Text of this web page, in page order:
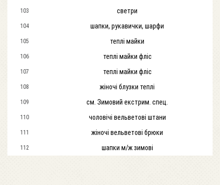
103 светри
104 шапки, рукавички, шарфи
105 теплі майки
106 теплі майки фліс
107 теплі майки фліс
108 жіночі блузки теплі
109 см. Зимовий екстрим. спец.
110 чоловічі вельветові штани
111 жіночі вельветові брюки
112 шапки м/ж зимові